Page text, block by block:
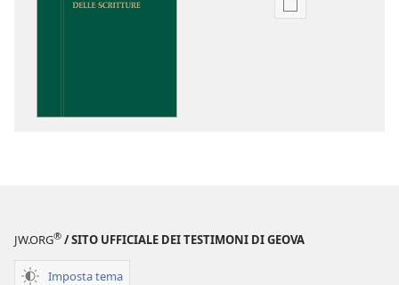
Opzioni
JW.ORG® / SITO UFFICIALE DEI TESTIMONI DI GEOVA
Imposta tema